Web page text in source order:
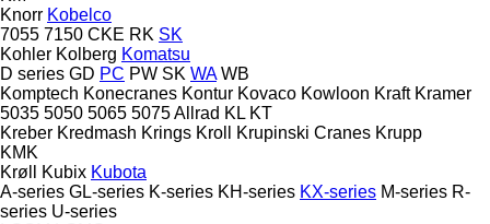
Knorr Kobelco
7055 7150 CKE RK SK
Kohler Kolberg Komatsu
D series GD PC PW SK WA WB
Komptech Konecranes Kontur Kovaco Kowloon Kraft Kramer
5035 5050 5065 5075Allrad KL KT
Kreber Kredmash Krings Kroll Krupinski Cranes Krupp
KMK
Krøll
Kubix Kubota
A-series GL-series K-series KH-series KX-series M-series R-
series U-series